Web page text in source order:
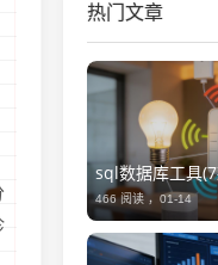
热门文章
sql数据库工具
466 阅读 ，01-14